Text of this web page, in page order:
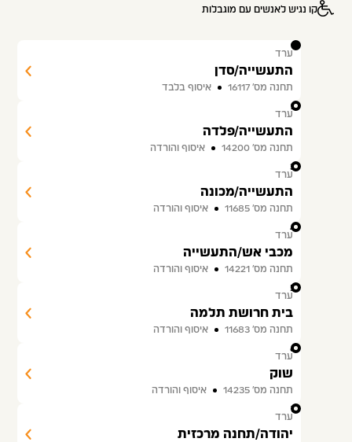
קו נגיש לאנשים עם מוגבלות
1
ערד
התעשייה/סדן
תחנה מס׳ 16117 איסוף בלבד
2
ערד
התעשייה/פלדה
תחנה מס׳ 14200 איסוף והורדה
3
ערד
התעשייה/מכונה
תחנה מס׳ 11685 איסוף והורדה
4
ערד
מכבי אש/התעשייה
תחנה מס׳ 14221 איסוף והורדה
5
ערד
בית חרושת תלמה
תחנה מס׳ 11683 איסוף והורדה
6
ערד
שוק
תחנה מס׳ 14235 איסוף והורדה
7
ערד
יהודה/תחנה מרכזית